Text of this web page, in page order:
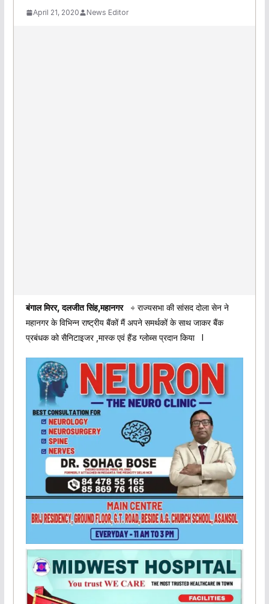
April 21, 2020 News Editor
बंगाल मिरर, दलजीत सिंह,महानगर
÷ राज्यसभा की सांसद दोला सेन ने
महानगर के विभिन्न राष्ट्रीय बैंकों मैं अपने समर्थकों के साथ जाकर बैंक
प्रबंधक को सैनिटाइजर ,मास्क एवं हैंड ग्लोब्स प्रदान किया l